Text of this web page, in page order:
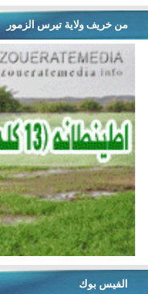
من خريف ولاية تيرس الزمور
الفيس بوك